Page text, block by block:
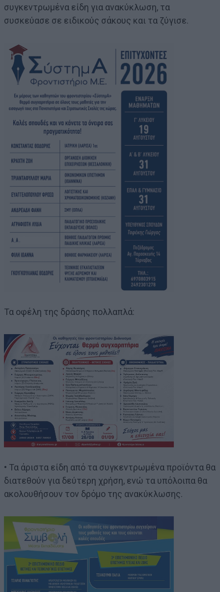
συγκεντρωμένα είδη για ανακύκλωση, τα
συσκεύασε σε ειδικούς σάκους και τα ζύγισε.
Τα οφέλη της δράσης πολλαπλά:
• Τα άριστα είδη από τα συγκεντρωμένα προϊόντα θα
διατεθούν για δεύτερη χρήση, ενώ τα υπόλοιπα θα
ακολουθήσουν τον δρόμο της ανακύκλωσης.